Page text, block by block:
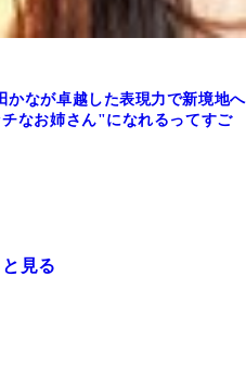
かなが卓越した表現力で新境地へ
なお姉さん"になれるってすご
見る